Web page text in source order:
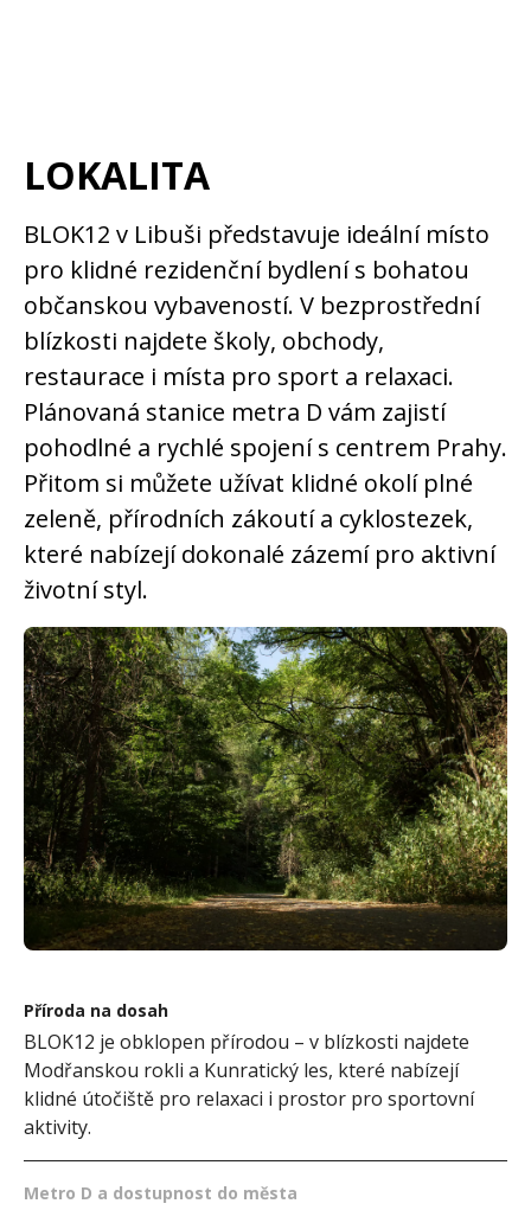
LOKALITA
BLOK12 v Libuši představuje ideální místo
pro klidné rezidenční bydlení s bohatou
občanskou vybaveností. V bezprostřední
blízkosti najdete školy, obchody,
restaurace i místa pro sport a relaxaci.
Plánovaná stanice metra D vám zajistí
pohodlné a rychlé spojení s centrem Prahy.
Přitom si můžete užívat klidné okolí plné
zeleně, přírodních zákoutí a cyklostezek,
které nabízejí dokonalé zázemí pro aktivní
životní styl.
Příroda na dosah
BLOK12 je obklopen přírodou – v blízkosti najdete
Modřanskou rokli a Kunratický les, které nabízejí
klidné útočiště pro relaxaci i prostor pro sportovní
aktivity.
Metro D a dostupnost do města